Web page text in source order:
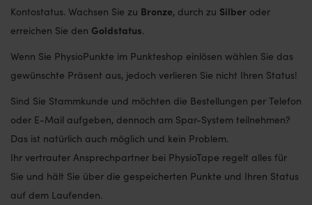
Kontostatus. Wachsen Sie zu Bronze, durch zu Silber oder
erreichen Sie den Goldstatus.
Wenn Sie PhysioPunkte im Punkteshop einlösen wählen Sie das
gewünschte Präsent aus, jedoch verlieren Sie nicht Ihren Status!
Sind Sie Stammkunde und möchten die Bestellungen per Telefon
oder E-Mail aufgeben, dennoch am Spar-System teilnehmen?
Das ist natürlich auch möglich und kein Problem.
Ihr vertrauter Ansprechpartner bei PhysioTape regelt alles für
Sie und hält Sie über die gespeicherten Punkte und Ihren Status
auf dem Laufenden.